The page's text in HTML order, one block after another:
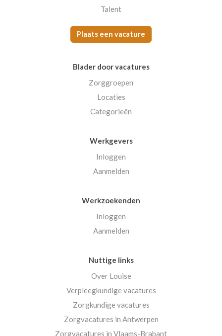
Talent
Plaats een vacature
Blader door vacatures
Zorggroepen
Locaties
Categorieën
Werkgevers
Inloggen
Aanmelden
Werkzoekenden
Inloggen
Aanmelden
Nuttige links
Over Louise
Verpleegkundige vacatures
Zorgkundige vacatures
Zorgvacatures in Antwerpen
Zorgvacatures in Vlaams-Brabant